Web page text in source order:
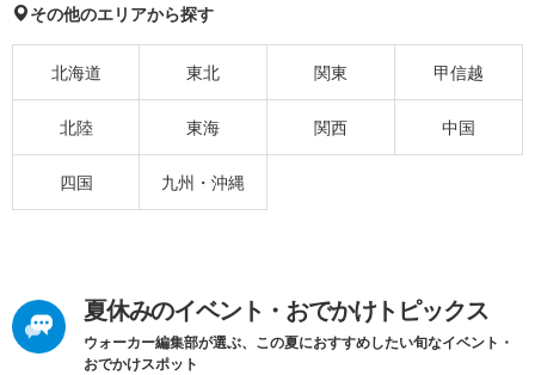
その他のエリアから探す
北海道 東北 関東 甲信越
北陸 東海 関西 中国
四国 九州・沖縄
夏休みのイベント・おでかけトピックス
ウォーカー編集部が選ぶ、この夏におすすめしたい旬なイベント・
おでかけスポット